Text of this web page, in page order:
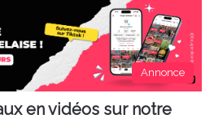
Annonce
en vidéos sur notre